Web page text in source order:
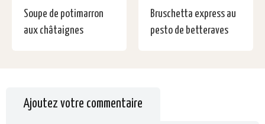
Soupe de potimarron
aux châtaignes
Bruschetta express au
pesto de betteraves
Ajoutez votre commentaire